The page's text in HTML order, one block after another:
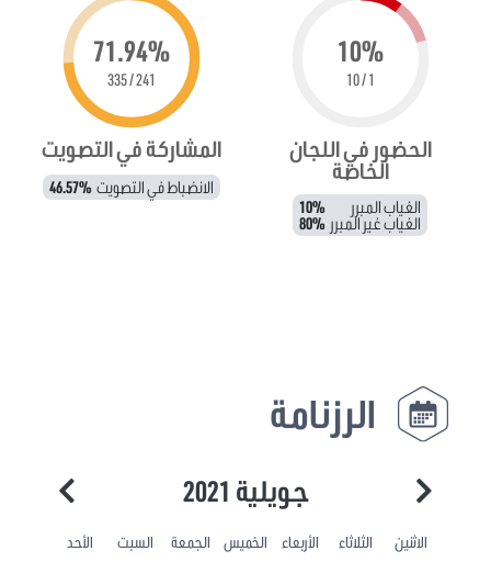
10%
1 / 10
الحضور في اللجان
الخاصة
الغياب المبرر 10%
الغياب غير المبرر 80%
71.94%
241 / 335
المشاركة في التصويت
الانضباط في التصويت 46.57%
الرزنامة
جويلية 2021
الاثنين الثلاثاء الأربعاء الخميس الجمعة السبت الأحد